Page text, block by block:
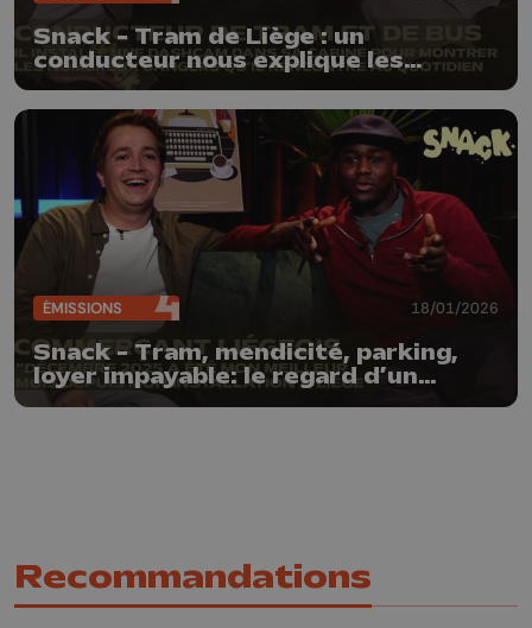
Snack - Tram de Liège : un
conducteur nous explique les
coulisses de son métiers et des
accidents
ÉMISSIONS 18/01/2026
Snack - Tram, mendicité, parking,
loyer impayable: le regard d’un
commerçant sur liège
Recommandations